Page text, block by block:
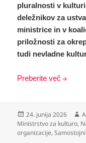
pluralnosti v
deležnikov za
ministrice in v
priložnosti za
tudi nevladne
Preberite več
Objavljeno
dne
24. junija 2026
Ministrstvo za kulturo,
organizacije,